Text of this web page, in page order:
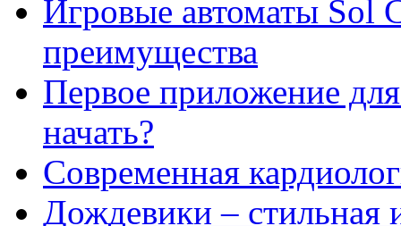
Игровые автоматы Sol
преимущества
Первое приложение
начать?
Современная
Дождевики – стильная